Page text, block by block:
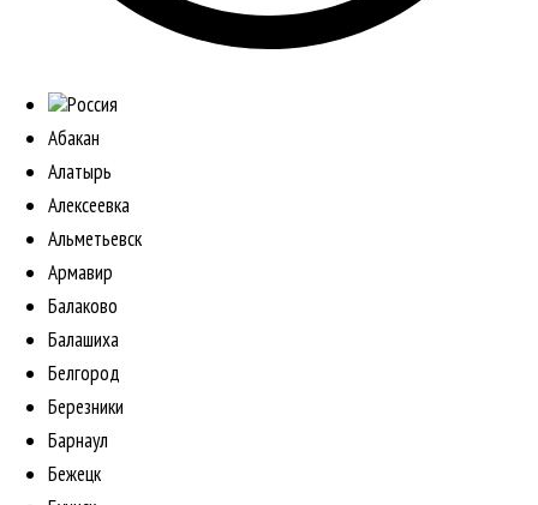
Россия
Абакан
Алатырь
Алексеевка
Альметьевск
Армавир
Балаково
Балашиха
Белгород
Березники
Барнаул
Бежецк